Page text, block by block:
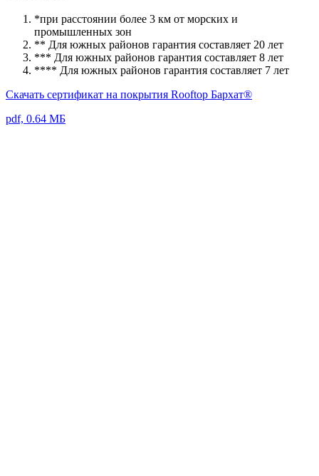
*при расстоянии более 3 км от морских и
промышленных зон
** Для южных районов гарантия составляет 20 лет
*** Для южных районов гарантия составляет 8 лет
**** Для южных районов гарантия составляет 7 лет
Скачать сертификат на покрытия Rooftop Бархат®
pdf, 0.64 МБ